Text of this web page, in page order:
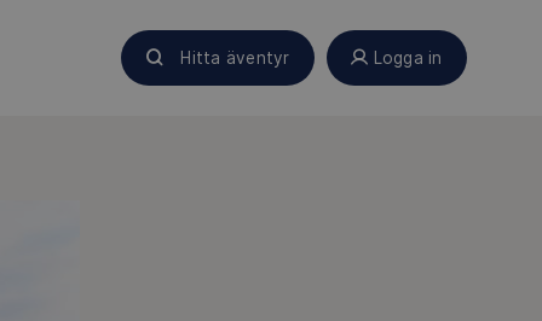
Hitta äventyr Logga in